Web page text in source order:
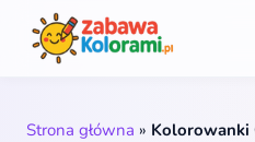
Strona główna »